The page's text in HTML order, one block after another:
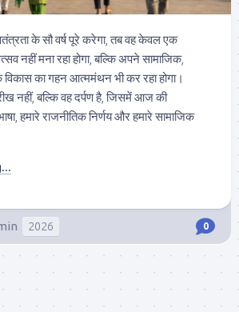
के सौ वर्ष पूरे करेगा, तब वह केवल एक
नहीं मना रहा होगा, बल्कि अपने सामाजिक,
का गहन आत्ममंथन भी कर रहा होगा।
नहीं, बल्कि वह दर्पण है, जिसमें आज की
हमारे राजनीतिक निर्णय और हमारे सामाजिक
2026 0